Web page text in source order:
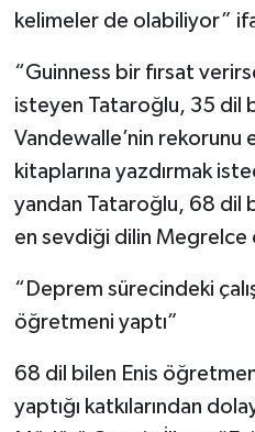
kelimeler de olabiliyor”
“Guinness bir fırsat
isteyen Tataroğlu, 35 dil
Vandewalle’nin rekorunu
kitaplarına yazdırmak
yandan Tataroğlu, 68 dil
en sevdiği dilin Megrelce
“Deprem sürecindeki
öğretmeni yaptı”
68 dil bilen Enis
yaptığı katkılarından